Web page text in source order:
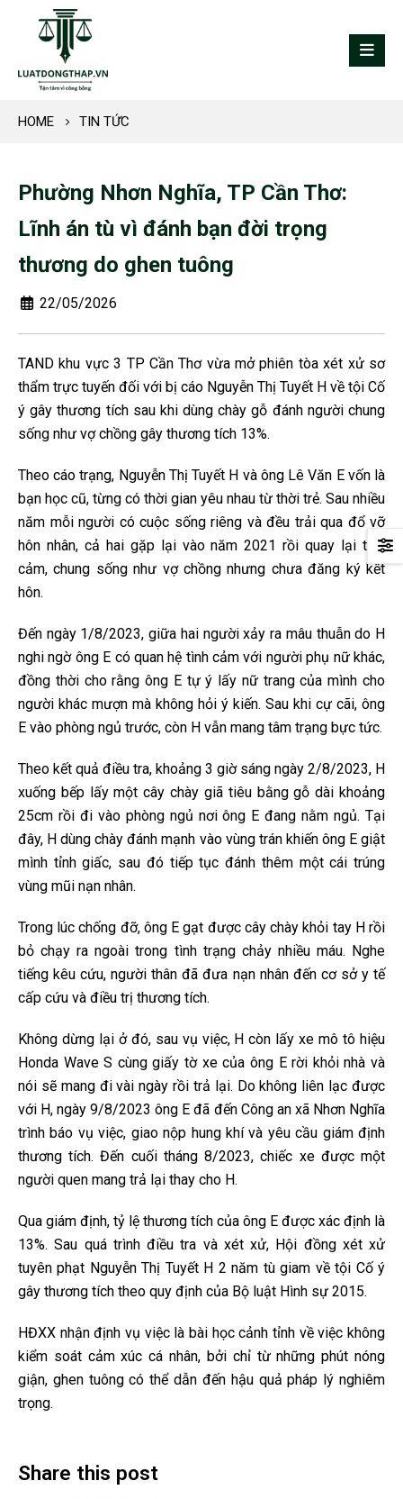
HOME TIN TỨC
Phường Nhơn Nghĩa, TP Cần Thơ:
Lĩnh án tù vì đánh bạn đời trọng
thương do ghen tuông
22/05/2026
TAND khu vực 3 TP Cần Thơ vừa mở phiên tòa xét xử sơ
thẩm trực tuyến đối với bị cáo Nguyễn Thị Tuyết H về tội Cố
ý gây thương tích sau khi dùng chày gỗ đánh người chung
sống như vợ chồng gây thương tích 13%.
Theo cáo trạng, Nguyễn Thị Tuyết H và ông Lê Văn E vốn là
bạn học cũ, từng có thời gian yêu nhau từ thời trẻ. Sau nhiều
năm mỗi người có cuộc sống riêng và đều trải qua đổ vỡ
hôn nhân, cả hai gặp lại vào năm 2021 rồi quay lại tình
cảm, chung sống như vợ chồng nhưng chưa đăng ký kết
hôn.
Đến ngày 1/8/2023, giữa hai người xảy ra mâu thuẫn do H
nghi ngờ ông E có quan hệ tình cảm với người phụ nữ khác,
đồng thời cho rằng ông E tự ý lấy nữ trang của mình cho
người khác mượn mà không hỏi ý kiến. Sau khi cự cãi, ông
E vào phòng ngủ trước, còn H vẫn mang tâm trạng bực tức.
Theo kết quả điều tra, khoảng 3 giờ sáng ngày 2/8/2023, H
xuống bếp lấy một cây chày giã tiêu bằng gỗ dài khoảng
25cm rồi đi vào phòng ngủ nơi ông E đang nằm ngủ. Tại
đây, H dùng chày đánh mạnh vào vùng trán khiến ông E giật
mình tỉnh giấc, sau đó tiếp tục đánh thêm một cái trúng
vùng mũi nạn nhân.
Trong lúc chống đỡ, ông E gạt được cây chày khỏi tay H rồi
bỏ chạy ra ngoài trong tình trạng chảy nhiều máu. Nghe
tiếng kêu cứu, người thân đã đưa nạn nhân đến cơ sở y tế
cấp cứu và điều trị thương tích.
Không dừng lại ở đó, sau vụ việc, H còn lấy xe mô tô hiệu
Honda Wave S cùng giấy tờ xe của ông E rời khỏi nhà và
nói sẽ mang đi vài ngày rồi trả lại. Do không liên lạc được
với H, ngày 9/8/2023 ông E đã đến Công an xã Nhơn Nghĩa
trình báo vụ việc, giao nộp hung khí và yêu cầu giám định
thương tích. Đến cuối tháng 8/2023, chiếc xe được một
người quen mang trả lại thay cho H.
Qua giám định, tỷ lệ thương tích của ông E được xác định là
13%. Sau quá trình điều tra và xét xử, Hội đồng xét xử
tuyên phạt Nguyễn Thị Tuyết H 2 năm tù giam về tội Cố ý
gây thương tích theo quy định của Bộ luật Hình sự 2015.
HĐXX nhận định vụ việc là bài học cảnh tỉnh về việc không
kiểm soát cảm xúc cá nhân, bởi chỉ từ những phút nóng
giận, ghen tuông có thể dẫn đến hậu quả pháp lý nghiêm
trọng.
Share this post